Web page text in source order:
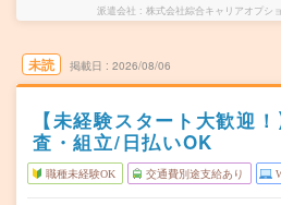
派遣会社 株式会社綜合キャリアオプシ
未読 掲載日 2026/08/06
【未経験スタート大歓迎
査・組立/日払いOK
職種未経験OK 交通費別途支給あり